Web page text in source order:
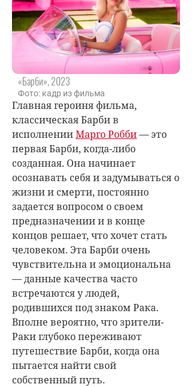
«Барби», 2023
Фото: кадр из фильма
Главная героиня фильма,
классическая Барби в
исполненииМарго Робби— это
первая Барби, когда-либо
созданная. Она начинает
осознавать себя и задумываться о
жизни и смерти, постоянно
задается вопросом о своем
предназначении и в конце
концов решает, что хочет стать
человеком. Эта Барби очень
чувствительна и эмоциональна
— данные качества часто
встречаются у людей,
родившихся под знаком Рака.
Вполне вероятно, что зрители-
Раки глубоко переживают
путешествие Барби, когда она
пытается найти свой
собственный путь.